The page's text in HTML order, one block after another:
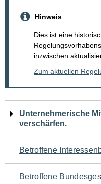
Hinweis
Dies ist eine
inzwischen
Zum aktuellen
Navigation
für
den
Seiteninhalt
Unternehmerische
verschärfen.
Betroffene
Betroffene